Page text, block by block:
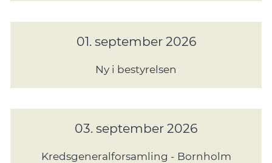
01. september 2026
Ny i bestyrelsen
03. september 2026
Kredsgeneralforsamling - Bornholm